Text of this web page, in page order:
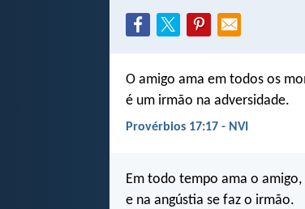
O amigo ama em todos os
é um irmão na adversidade.
Provérbios 17:17 - NVI
Em todo tempo ama o amigo,
e na angústia se faz o irmão.